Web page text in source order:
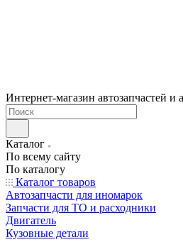
Интернет-магазин автозапчастей и
Каталог
По всему сайту
По каталогу
Каталог товаров
Автозапчасти для иномарок
Запчасти для ТО и расходники
Двигатель
Кузовные детали